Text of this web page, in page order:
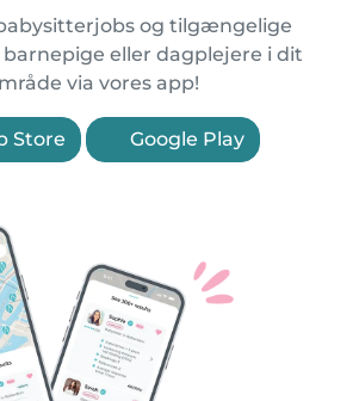
og tilgængelige
eller dagplejere i dit
via vores app!
Store Google Play